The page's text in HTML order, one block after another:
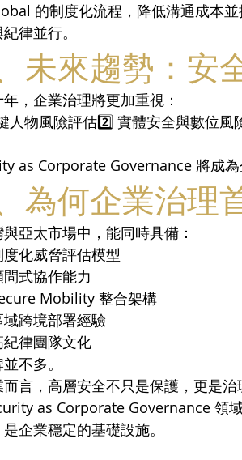
的制度化流程，降低溝通成本
律並行。
未來趨勢：安
，企業治理將更加重視：
人物風險評估2️⃣ 實體安全與數位
as Corporate Governance 將成
為何企業治理
亞太市場中，能同時具備：
度化威脅評估模型
問式協作能力
Mobility 整合架構
域跨境部署經驗
紀律團隊文化
不多。
言，高層安全不只是保護，更是治
as Corporate Governance
企業穩定的基礎設施。